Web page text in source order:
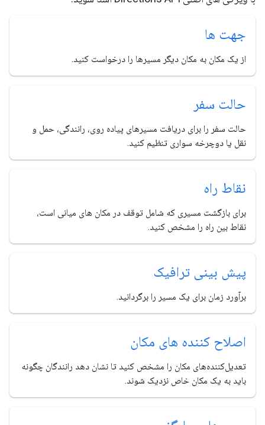
جهت ها
از یک مکان به مکان دیگر مسیرها را درخواست کنید.
حالت سفر
حالت سفر را برای دریافت مسیرهای پیاده روی، رانندگی، حمل و
نقل یا دوچرخه سواری تنظیم کنید.
نقاط راه
برای بازگشت مسیری که شامل توقف در مکان های میانی است،
نقاط بین راه را مشخص کنید.
پیش بینی ترافیک
برآورد زمان برای یک مسیر را برگردانید.
اصلاح کننده های مکان
تعدیل‌کننده‌های مکان را مشخص کنید تا نشان دهد رانندگان چگونه
باید به یک مکان خاص نزدیک شوند.